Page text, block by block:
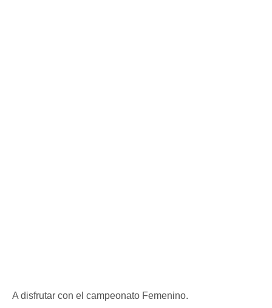
A disfrutar con el campeonato Femenino.